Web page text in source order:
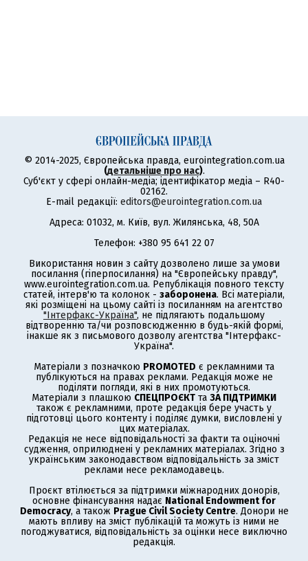
© 2014-2025, Європейська правда, eurointegration.com.ua
(детальніше про нас).
Суб'єкт у сфері онлайн-медіа; ідентифікатор медіа – R40-
02162.
E-mail редакції: editors@eurointegration.com.ua
Адреса: 01032, м. Київ, вул. Жилянська, 48, 50А
Телефон: +380 95 641 22 07
Використання новин з сайту дозволено лише за умови
посилання (гіперпосилання) на "Європейську правду",
www.eurointegration.com.ua. Републікація повного тексту
статей, інтерв'ю та колонок - заборонена. Всі матеріали,
які розміщені на цьому сайті із посиланням на агентство
"Інтерфакс-Україна", не підлягають подальшому
відтворенню та/чи розповсюдженню в будь-якій формі,
інакше як з письмового дозволу агентства "Інтерфакс-
Україна".
Матеріали з позначкою PROMOTED є рекламними та
публікуються на правах реклами. Редакція може не
поділяти погляди, які в них промотуються.
Матеріали з плашкою СПЕЦПРОЄКТ та ЗА ПІДТРИМКИ
також є рекламними, проте редакція бере участь у
підготовці цього контенту і поділяє думки, висловлені у
цих матеріалах.
Редакція не несе відповідальності за факти та оціночні
судження, оприлюднені у рекламних матеріалах. Згідно з
українським законодавством відповідальність за зміст
реклами несе рекламодавець.
Проєкт втілюється за підтримки міжнародних донорів,
основне фінансування надає National Endowment for
Democracy, а також Prague Civil Society Centre. Донори не
мають впливу на зміст публікацій та можуть із ними не
погоджуватися, відповідальність за оцінки несе виключно
редакція.